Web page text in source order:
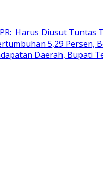
Harus Diusut Tuntas
5,29 Persen,
Daerah, Bupati